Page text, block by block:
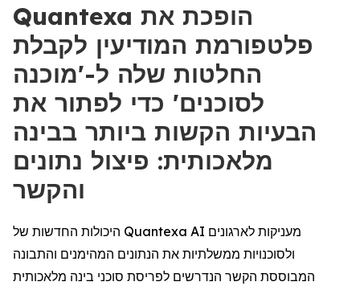
Quantexa הופכת את
פלטפורמת המודיעין לקבלת
החלטות שלה ל-'מוכנה
לסוכנים' כדי לפתור את
הבעיות הקשות ביותר בבינה
מלאכותית: פיצול נתונים
והקשר
היכולות החדשות של Quantexa AI מעניקות לארגונים
ולסוכנויות ממשלתיות את הנתונים המהימנים והתבונה
המבוססת הקשר הנדרשים לפריסת סוכני בינה מלאכותית